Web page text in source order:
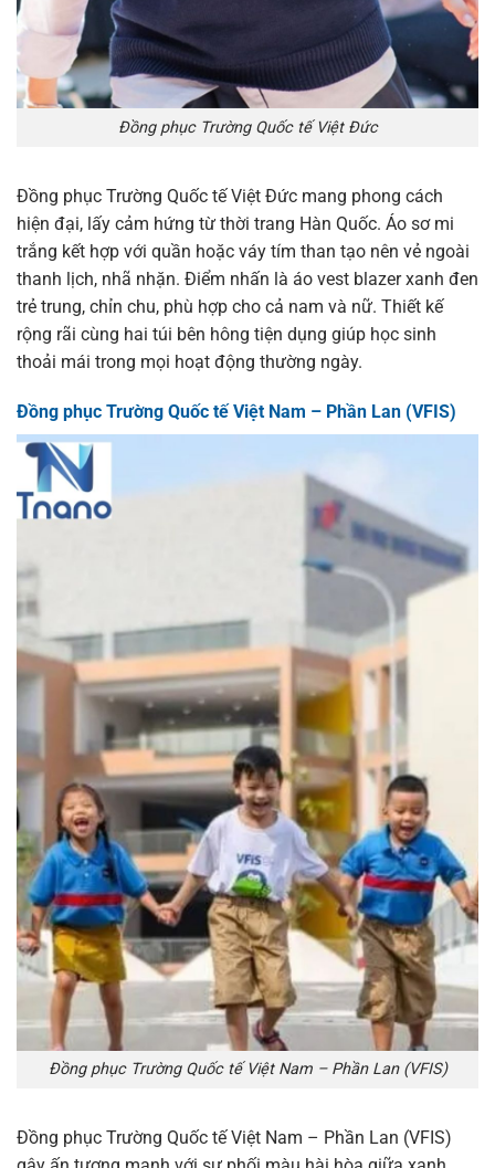
Đồng phục Trường Quốc tế Việt Đức
Đồng phục Trường Quốc tế Việt Đức mang phong cách
hiện đại, lấy cảm hứng từ thời trang Hàn Quốc. Áo sơ mi
trắng kết hợp với quần hoặc váy tím than tạo nên vẻ ngoài
thanh lịch, nhã nhặn. Điểm nhấn là áo vest blazer xanh đen
trẻ trung, chỉn chu, phù hợp cho cả nam và nữ. Thiết kế
rộng rãi cùng hai túi bên hông tiện dụng giúp học sinh
thoải mái trong mọi hoạt động thường ngày.
Đồng phục Trường Quốc tế Việt Nam – Phần Lan (VFIS)
Đồng phục Trường Quốc tế Việt Nam – Phần Lan (VFIS)
Đồng phục Trường Quốc tế Việt Nam – Phần Lan (VFIS)